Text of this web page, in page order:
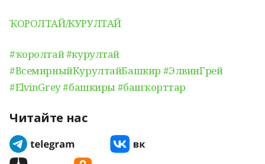
ҠОРОЛТАЙ/КУРУЛТАЙ
#ҡоролтай#курултай
#ВсемирныйКурултайБашкир #ЭлвинГрей
#ElvinGrey#башкиры#башҡорттар
Читайте нас